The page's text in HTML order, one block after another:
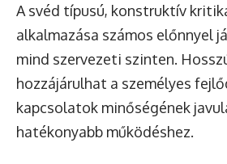
A svéd típusú, konstruktív
alkalmazása számos előnnyel
mind szervezeti szinten.
hozzájárulhat a személyes
kapcsolatok minőségének
hatékonyabb működéshez.